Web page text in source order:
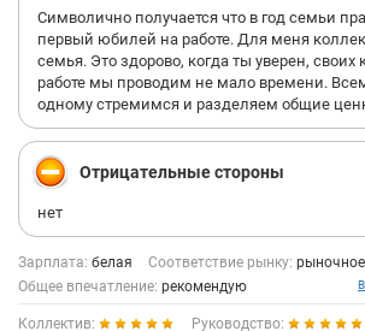
Символично получается что в год семьи
первый юбилей на работе. Для меня
семья. Это здорово, когда ты уверен, своих
работе мы проводим не мало времени.
одному стремимся и разделяем общие
Отрицательные стороны
нет
Зарплата: белая Соответствие рынку: рыночное
Общее впечатление: рекомендую
Коллектив:
Руководство: